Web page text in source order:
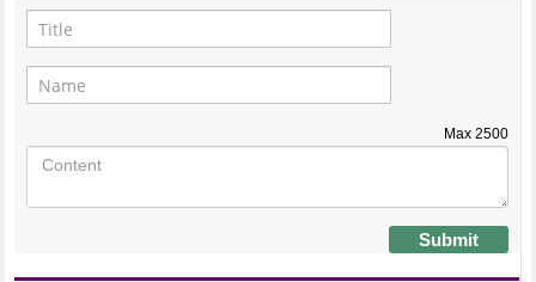
Max 2500
Submit